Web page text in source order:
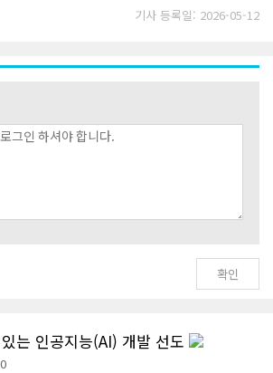
기사 등록일: 2026-05-12
는 인공지능(AI) 개발 선도